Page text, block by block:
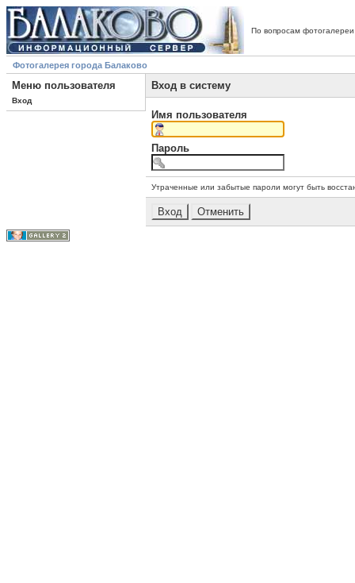
По вопросам
Фотогалерея города Балаково
Меню пользователя
Вход
Вход в систему
Имя пользователя
Пароль
Утраченные или забытые пароли могут быть